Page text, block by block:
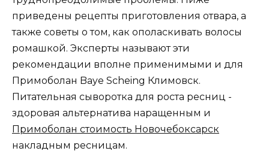
приведены рецепты приготовления отвара, а
также советы о том, как ополаскивать волосы
ромашкой. Эксперты называют эти
рекомендации вполне применимыми и для
Примоболан Baye Scheing Климовск.
Питательная сыворотка для роста ресниц -
здоровая альтернатива наращенным и
Примоболан стоимость Новочебоксарск
накладным ресницам.